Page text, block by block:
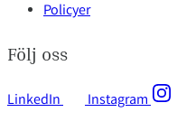
Policyer
Följ oss
LinkedIn Instagram